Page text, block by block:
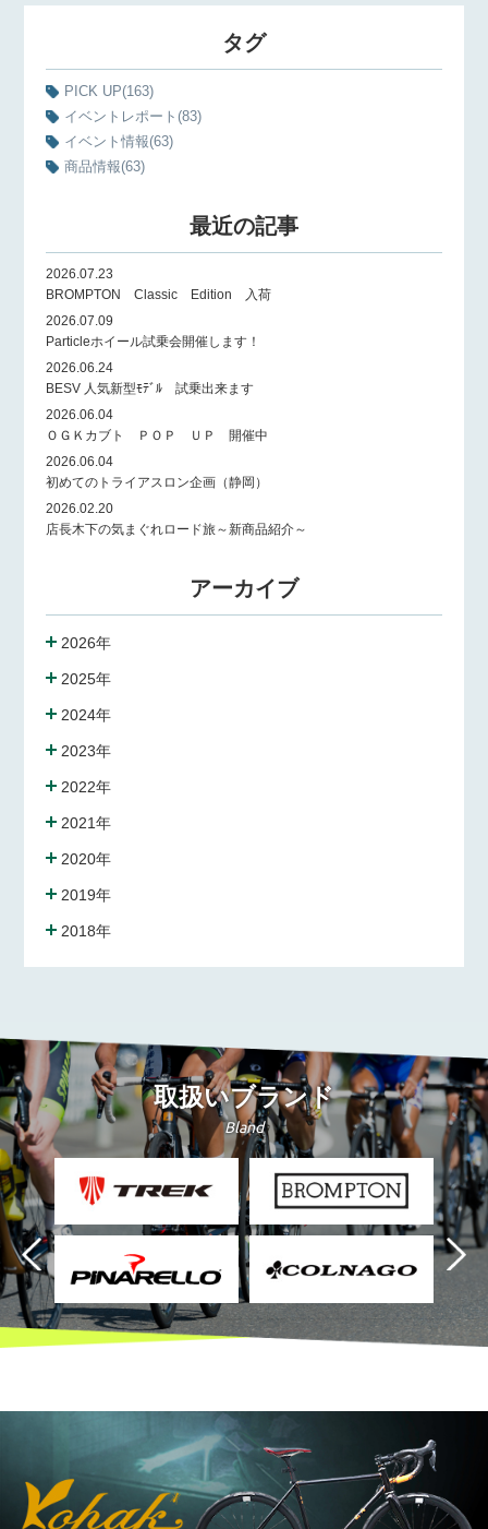
タグ
PICK UP(163)
イベントレポート(83)
イベント情報(63)
商品情報(63)
最近の記事
2026.07.23
BROMPTON Classic Edition 入荷
2026.07.09
Particleホイール試乗会開催します！
2026.06.24
BESV 人気新型ﾓﾃﾞﾙ 試乗出来ます
2026.06.04
ＯＧＫカブト ＰＯＰ ＵＰ 開催中
2026.06.04
初めてのトライアスロン企画（静岡）
2026.02.20
店長木下の気まぐれロード旅～新商品紹介～
アーカイブ
2026年
2025年
2024年
2023年
2022年
2021年
2020年
2019年
2018年
取扱いブランド
Bland